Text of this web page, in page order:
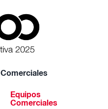
Comerciales
Equipos
Comerciales